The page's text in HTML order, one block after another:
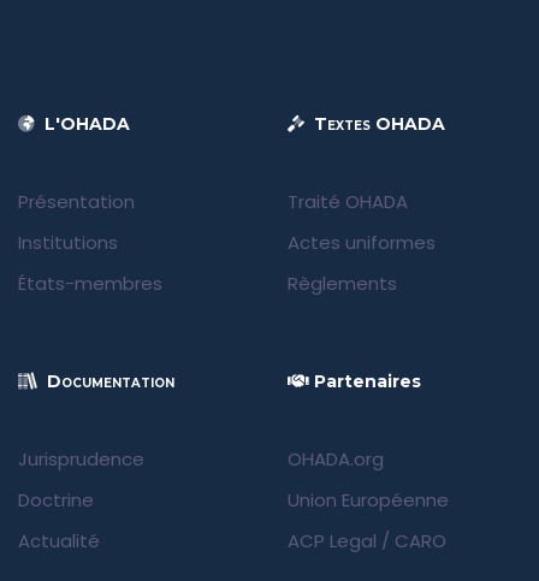
L'OHADA
Présentation
Institutions
États-membres
Textes OHADA
Traité OHADA
Actes uniformes
Règlements
Documentation
Jurisprudence
Doctrine
Actualité
Partenaires
OHADA.org
Union Européenne
ACP Legal / CARO